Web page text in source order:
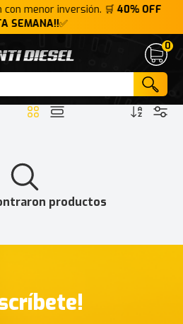
con menor inversión. 🛒40% OFF
SEMANA!!✅
Cart
0
productos